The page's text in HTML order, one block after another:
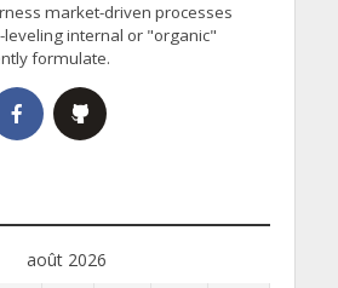
market-driven processes
internal or "organic"
formulate.
août 2026